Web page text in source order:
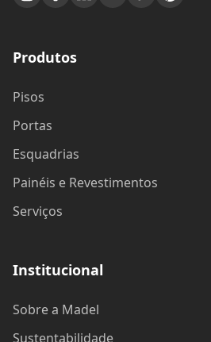
Produtos
Pisos
Portas
Esquadrias
Painéis e Revestimentos
Serviços
Institucional
Sobre a Madel
Sustentabilidade